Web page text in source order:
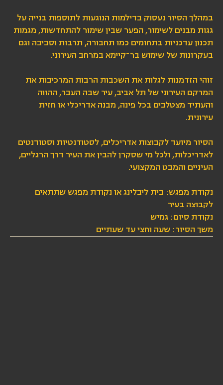
במהלך הסיור נעסוק בדילמות הנוגעות לתוספות בנייה על
גגות מבנים לשימור, הפער שבין שימור להתחדשות, מגמות
תכנון עדכניות בתחומים כמו תחבורה, תרבות וסביבה וגם
בעקרונות של שימוש בר־קיימא במרחב העירוני.
זוהי הזדמנות לגלות את השכבות הרבות המרכיבות את
המרקם העירוני של תל אביב, עיר שבה העבר, ההווה
והעתיד מצטלבים בכל פינה, מבנה אדריכלי או חזית
עירונית.
הסיור מיועד לקבוצות אדריכלים, לסטודנטיות וסטודנטים
לאדריכלות, ולכל מי שסקרן להבין את העיר דרך הרגליים,
העיניים והמבט המקצועי.
נקודת מפגש: בית ליבלינג או נקודת מפגש שתתאים
לקבוצה בעיר
נקודת סיום: גמיש
משך הסיור: שעה וחצי עד שעתיים